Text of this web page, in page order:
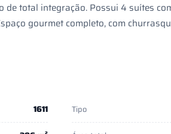
de total integração. Possui 4 suítes
gourmet completo, com
1611 Tipo